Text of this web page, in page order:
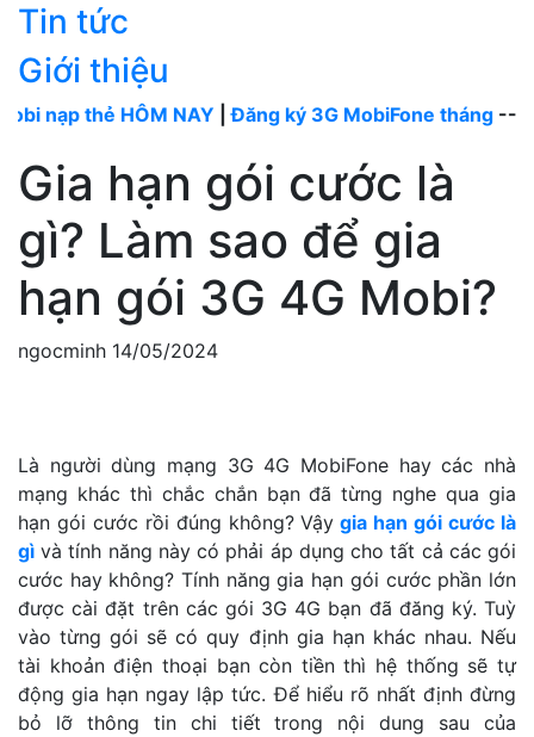
Tin tức
Giới thiệu
thẻ HÔM NAY|Đăng ký 3G MobiFone tháng----
Gia hạn gói cước là
gì? Làm sao để gia
hạn gói 3G 4G Mobi?
ngocminh 14/05/2024
Là người dùng mạng 3G 4G MobiFone hay các nhà
mạng khác thì chắc chắn bạn đã từng nghe qua gia
hạn gói cước rồi đúng không? Vậy gia hạn gói cước là
gì và tính năng này có phải áp dụng cho tất cả các gói
cước hay không? Tính năng gia hạn gói cước phần lớn
được cài đặt trên các gói 3G 4G bạn đã đăng ký. Tuỳ
vào từng gói sẽ có quy định gia hạn khác nhau. Nếu
tài khoản điện thoại bạn còn tiền thì hệ thống sẽ tự
động gia hạn ngay lập tức. Để hiểu rõ nhất định đừng
bỏ lỡ thông tin chi tiết trong nội dung sau của